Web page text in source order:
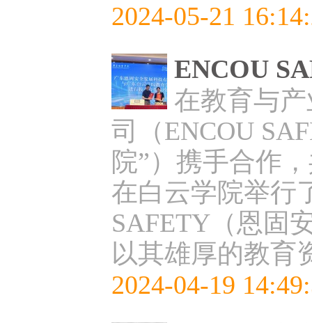
2024-05-21
ENCOU
在教育与
司（ENCOU
院”）携手合作
在白云学院举行
SAFETY（恩固
以其雄厚的教育
2024-04-19